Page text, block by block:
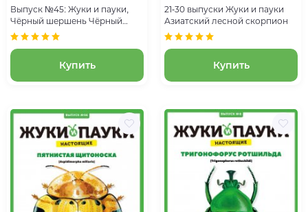
Выпуск №45: Жуки и пауки,
Чёрный шершень Чёрный
шершень
Купить
21-30 выпуски Жуки и пауки
Азиатский лесной скорпион
Купить